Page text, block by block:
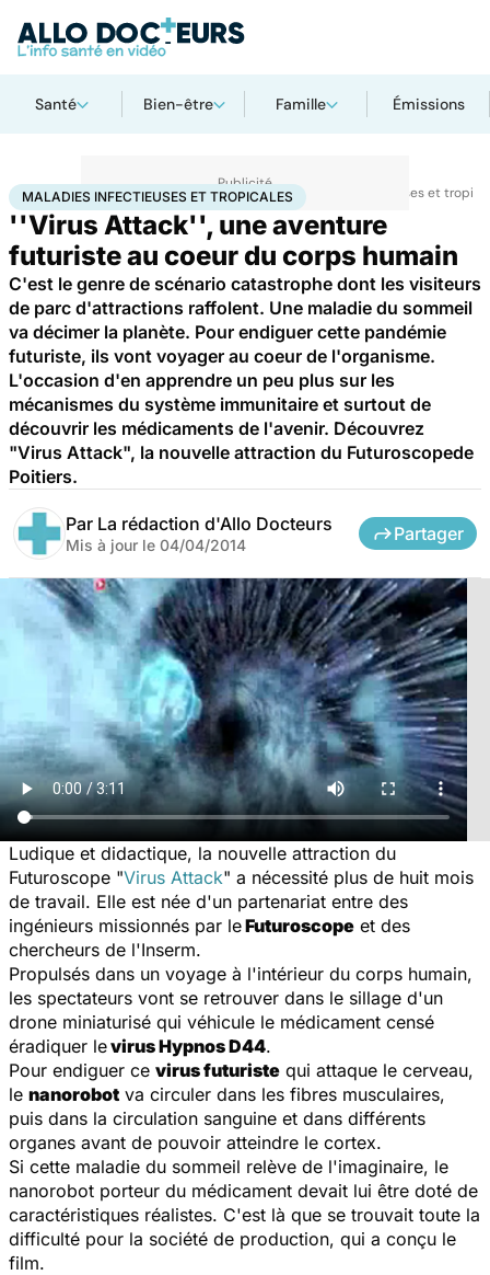
Santé Bien-être Famille Émissions
AccueilSantéMaladiesMaladies infectieusesMaladies infectieuses et
MALADIES INFECTIEUSES ET TROPICALES
''Virus Attack'', une aventure
futuriste au coeur du corps humain
C'est le genre de scénario catastrophe dont les visiteurs
de parc d'attractions raffolent. Une maladie du sommeil
va décimer la planète. Pour endiguer cette pandémie
futuriste, ils vont voyager au coeur de l'organisme.
L'occasion d'en apprendre un peu plus sur les
mécanismes du système immunitaire et surtout de
découvrir les médicaments de l'avenir. Découvrez
"Virus Attack", la nouvelle attraction du Futuroscopede
Poitiers.
Par La rédaction d'Allo Docteurs
Mis à jour le 04/04/2014
Partager
Ludique et didactique, la nouvelle attraction du
Futuroscope "Virus Attack" a nécessité plus de huit mois
de travail. Elle est née d'un partenariat entre des
ingénieurs missionnés par leFuturoscope et des
chercheurs de l'Inserm.
Propulsés dans un voyage à l'intérieur du corps humain,
les spectateurs vont se retrouver dans le sillage d'un
drone miniaturisé qui véhicule le médicament censé
éradiquer levirus Hypnos D44.
Pour endiguer ce virus futuriste qui attaque le cerveau,
le nanorobot va circuler dans les fibres musculaires,
puis dans la circulation sanguine et dans différents
organes avant de pouvoir atteindre le cortex.
Si cette maladie du sommeil relève de l'imaginaire, le
nanorobot porteur du médicament devait lui être doté de
caractéristiques réalistes. C'est là que se trouvait toute la
difficulté pour la société de production, qui a conçu le
film.